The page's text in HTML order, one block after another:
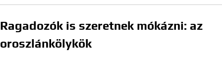
Ragadozók is szeretnek mókázni: az
oroszlánkölykök